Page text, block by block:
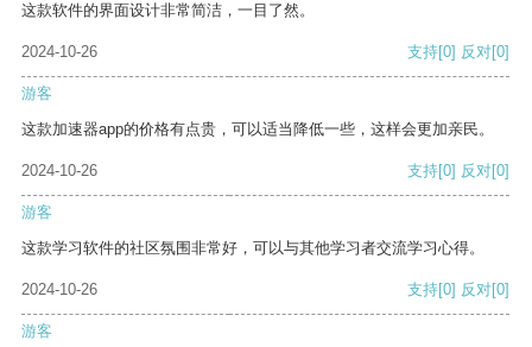
这款软件的界面设计非常简洁，一目了然。
2024-10-26 支持[0] 反对[0]
游客
这款加速器app的价格有点贵，可以适当降低一些，这样会更加亲民。
2024-10-26 支持[0] 反对[0]
游客
这款学习软件的社区氛围非常好，可以与其他学习者交流学习心得。
2024-10-26 支持[0] 反对[0]
游客